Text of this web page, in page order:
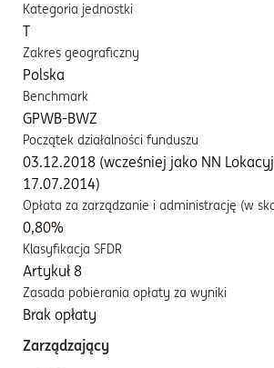
Kategoria jednostki
T
Zakres geograficzny
Polska
Benchmark
GPWB-BWZ
Początek działalności funduszu
03.12.2018 (wcześniej jako NN
17.07.2014)
Opłata za zarządzanie i administrację (w
0,80%
Klasyfikacja SFDR
Artykuł 8
Zasada pobierania opłaty za wyniki
Brak opłaty
Zarządzający